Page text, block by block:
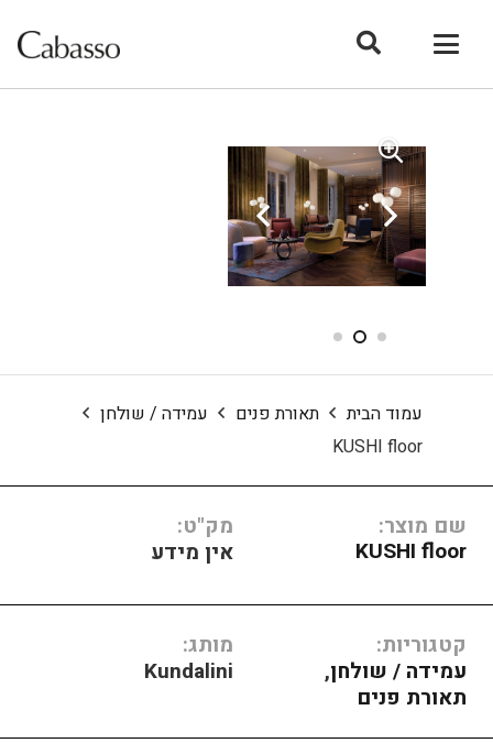
עמוד הבית תאורת פנים
עמידה / שולחן
KUSHI floor
שם מוצר:
KUSHI floor
מק"ט:
אין מידע
קטגוריות:
עמידה / שולחן,
תאורת פנים
מותג:
Kundalini